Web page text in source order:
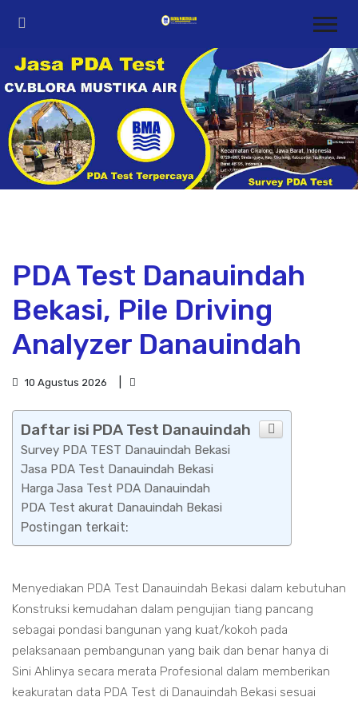
PDA Test Danauindah
Bekasi, Pile Driving
Analyzer Danauindah
10 Agustus 2026
Daftar isi PDA Test Danauindah
Survey PDA TEST Danauindah Bekasi
Jasa PDA Test Danauindah Bekasi
Harga Jasa Test PDA Danauindah
PDA Test akurat Danauindah Bekasi
Postingan terkait:
Menyediakan PDA Test Danauindah Bekasi dalam kebutuhan
Konstruksi kemudahan dalam pengujian tiang pancang
sebagai pondasi bangunan yang kuat/kokoh pada
pelaksanaan pembangunan yang baik dan benar hanya di
Sini Ahlinya secara merata Profesional dalam memberikan
keakuratan data PDA Test di Danauindah Bekasi sesuai